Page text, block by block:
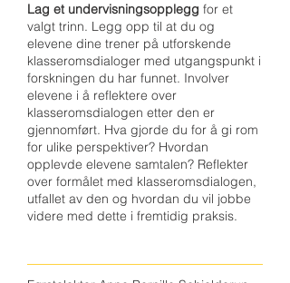
Lag et undervisningsopplegg for et
valgt trinn. Legg opp til at du og
elevene dine trener på utforskende
klasseromsdialoger med utgangspunkt i
forskningen du har funnet. Involver
elevene i å reflektere over
klasseromsdialogen etter den er
gjennomført. Hva gjorde du for å gi rom
for ulike perspektiver? Hvordan
opplevde elevene samtalen? Reflekter
over formålet med klasseromsdialogen,
utfallet av den og hvordan du vil jobbe
videre med dette i fremtidig praksis.